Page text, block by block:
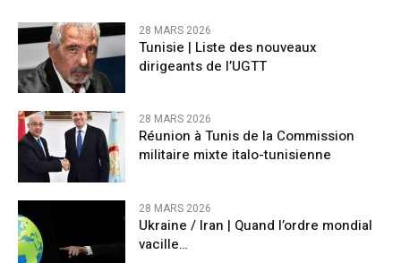
28 MARS 2026
Tunisie | Liste des nouveaux
dirigeants de l’UGTT
28 MARS 2026
Réunion à Tunis de la Commission
militaire mixte italo-tunisienne
28 MARS 2026
Ukraine / Iran | Quand l’ordre mondial
vacille…